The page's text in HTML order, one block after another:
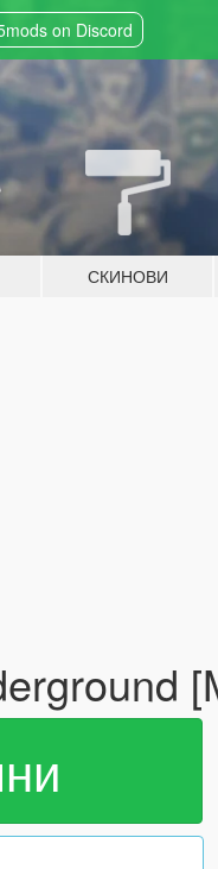
on Discord
СКИНОВИ